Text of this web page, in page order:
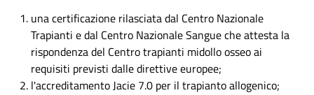
una certificazione rilasciata dal Centro Nazionale
Trapianti e dal Centro Nazionale Sangue che attesta la
rispondenza del Centro trapianti midollo osseo ai
requisiti previsti dalle direttive europee;
l'accreditamento Jacie 7.0 per il trapianto allogenico;